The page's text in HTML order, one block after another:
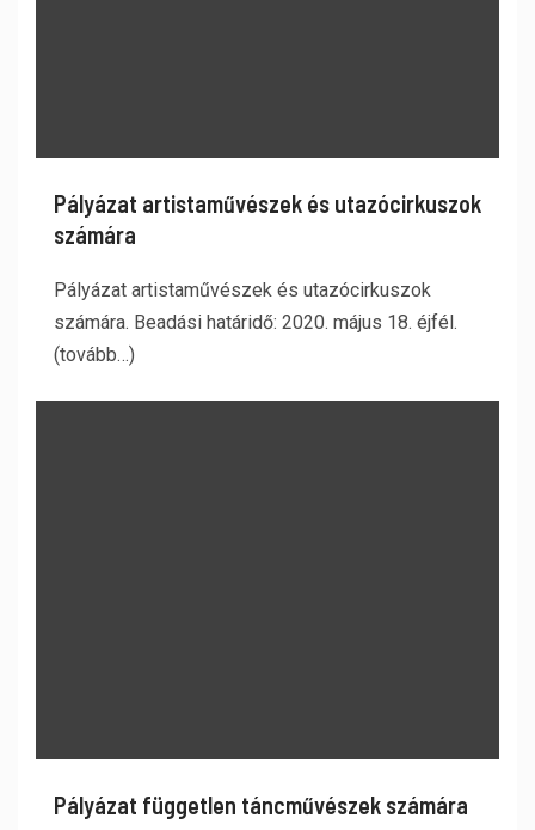
Pályázat artistaművészek és utazócirkuszok
számára
Pályázat artistaművészek és utazócirkuszok
számára. Beadási határidő: 2020. május 18. éjfél.
(tovább…)
Pályázat független táncművészek számára